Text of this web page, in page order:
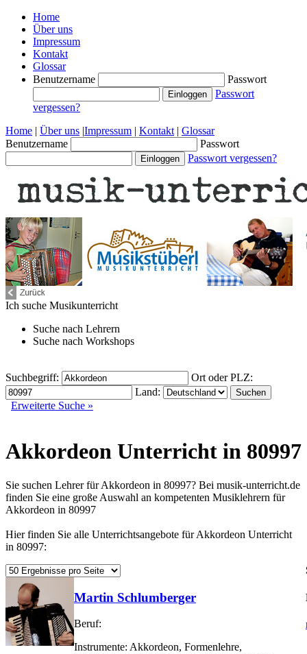
Home
Über uns
Impressum
Kontakt
Glossar
Benutzername
Passwort
Passwort
vergessen?
Home | Über uns |Impressum | Kontakt | Glossar
Benutzername
Passwort
Passwort vergessen?
Ich suche Musikunterricht
Suche nach Lehrern
Suche nach Workshops
Suchbegriff:
Ort oder PLZ:
Land:
Erweiterte Suche »
Akkordeon Unterricht in 80997
Sie suchen Lehrer für Akkordeon in 80997? Bei musik-unterricht.de
finden Sie eine große Auswahl an kompetenten Musiklehrern für
Akkordeon in 80997
Hier finden Sie alle Unterrichtsangebote für Akkordeon Unterricht
in 80997:
Martin Schlumberger
Beruf:
Instrumente: Akkordeon, Formenlehre,